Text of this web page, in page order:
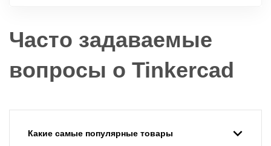
Часто задаваемые
вопросы о Tinkercad
Какие самые популярные товары